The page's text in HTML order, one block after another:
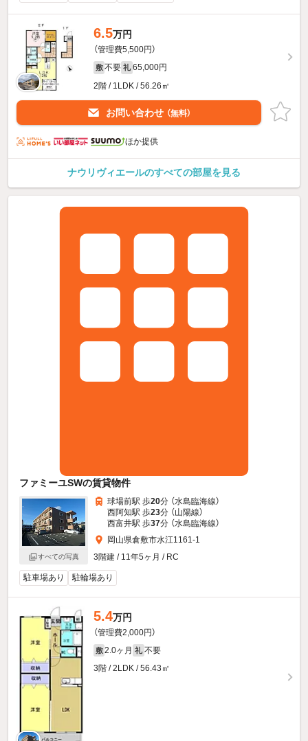
6.5万円
（管理費5,500円）
敷 不要 礼 65,000円
2階 / 1LDK / 56.26㎡
お問い合わせ （無料）
ほか提供
ナウリヴィエールのすべての部屋を見る
ファミーユSWの賃貸物件
すべての写真
球場前駅 歩20分 （水島臨海線）
西阿知駅 歩23分 （山陽線）
西富井駅 歩37分 （水島臨海線）
岡山県倉敷市水江1161-1
3階建 / 11年5ヶ月 / RC
駐車場あり 駐輪場あり
5.4万円
（管理費2,000円）
敷 2.0ヶ月 礼 不要
3階 / 2LDK / 56.43㎡